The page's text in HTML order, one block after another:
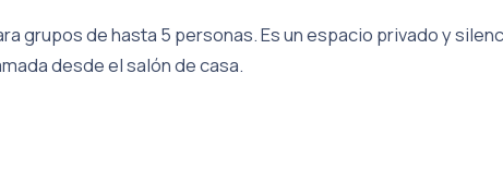
grupos de hasta 5 personas. Es un espacio privado y
desde el salón de casa.